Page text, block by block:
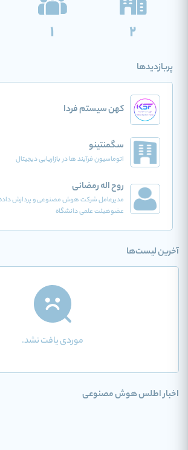
2
1
پربازدیدها
کهن سیستم فردا
سگمنتینو
اتوماسیون فرآیند ها در بازاریابی دیجیتال
روح اله رمضانی
مدیرعامل شرکت هوش مصنوعی و پردازش داده
عضوهیئت علمی دانشگاه
آخرین لیست‌ها
موردی یافت نشد.
اخبار اطلس هوش مصنوعی